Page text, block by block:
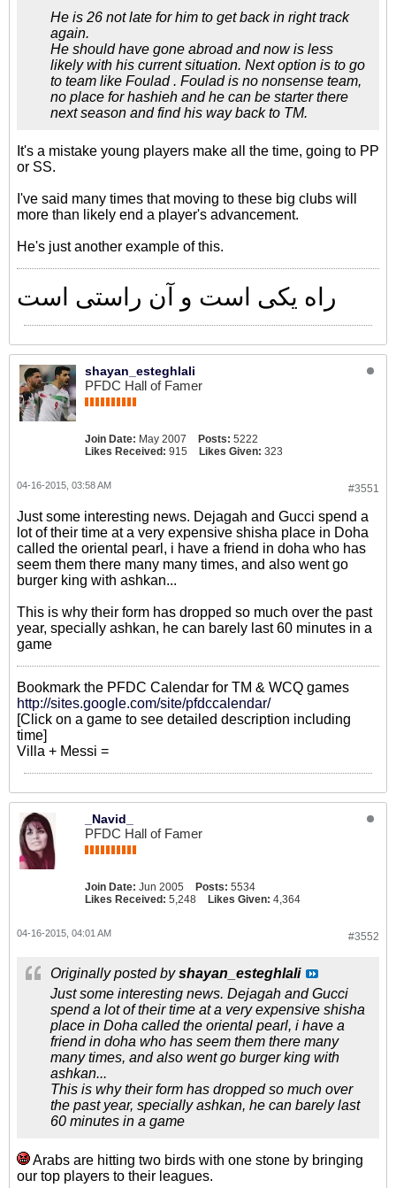
He is 26 not late for him to get back in right track
again.
He should have gone abroad and now is less
likely with his current situation. Next option is to go
to team like Foulad . Foulad is no nonsense team,
no place for hashieh and he can be starter there
next season and find his way back to TM.
It's a mistake young players make all the time, going to PP
or SS.
I've said many times that moving to these big clubs will
more than likely end a player's advancement.
He's just another example of this.
راه یکی است و آن راستی است
shayan_esteghlali
PFDC Hall of Famer
Join Date: May 2007 Posts: 5222
Likes Received: 915 Likes Given: 323
#3551
04-16-2015, 03:58 AM
Just some interesting news. Dejagah and Gucci spend a
lot of their time at a very expensive shisha place in Doha
called the oriental pearl, i have a friend in doha who has
seem them there many many times, and also went go
burger king with ashkan...
This is why their form has dropped so much over the past
year, specially ashkan, he can barely last 60 minutes in a
game
Bookmark the PFDC Calendar for TM & WCQ games
http://sites.google.com/site/pfdccalendar/
[Click on a game to see detailed description including
time]
Villa + Messi =
_Navid_
PFDC Hall of Famer
Join Date: Jun 2005 Posts: 5534
Likes Received: 5,248 Likes Given: 4,364
#3552
04-16-2015, 04:01 AM
Originally posted byshayan_esteghlali
Just some interesting news. Dejagah and Gucci
spend a lot of their time at a very expensive shisha
place in Doha called the oriental pearl, i have a
friend in doha who has seem them there many
many times, and also went go burger king with
ashkan...
This is why their form has dropped so much over
the past year, specially ashkan, he can barely last
60 minutes in a game
Arabs are hitting two birds with one stone by bringing
our top players to their leagues.